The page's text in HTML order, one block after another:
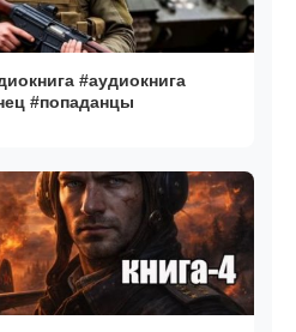
#аудиокнига
#попаданцы